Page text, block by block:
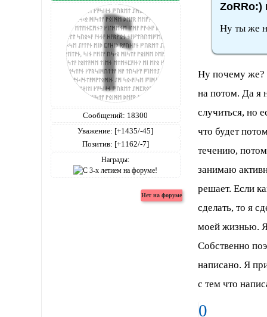
Сообщений: 18300
Уважение: [+1435/-45]
Позитив: [+1162/-7]
Награды:
ZoRRo:)
Ну ты же
Ну почему же?
на потом. Да я
случиться, но
что будет
течению,
занимаю
решает. Если
сделать, то я
моей жизнью. Я
Собственно
написано. Я
с тем что
0